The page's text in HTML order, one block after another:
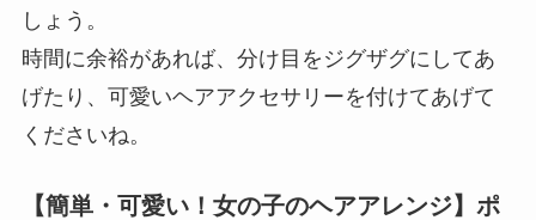
しょう。
時間に余裕があれば、分け目をジグザグにしてあ
げたり、可愛いヘアアクセサリーを付けてあげて
くださいね。
【簡単・可愛い！女の子のヘアアレンジ】ポ